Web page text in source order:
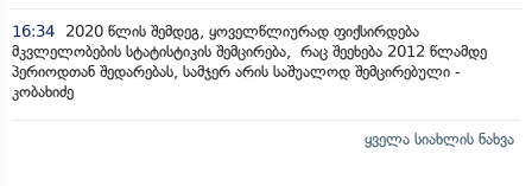
16:34
2020 წლის შემდეგ, ყოველწლიურად ფიქსირდება
მკვლელობების სტატისტიკის შემცირება, რაც შეეხება 2012 წლამდე
პერიოდთან შედარებას, სამჯერ არის საშუალოდ შემცირებული -
კობახიძე
ყველა სიახლის ნახვა